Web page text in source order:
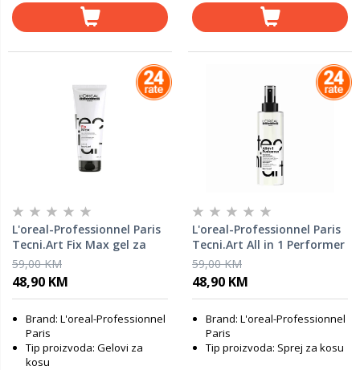
L'oreal-Professionnel Paris
Tecni.Art Fix Max gel za
kosu LP016551, 150 ml
59,00 KM
48,90 KM
Brand: L'oreal-Professionnel
Paris
Tip proizvoda: Gelovi za
kosu
L'oreal-Professionnel Paris
Tecni.Art All in 1 Performer
sprej za kosu LP727777, 190
ml
59,00 KM
48,90 KM
Brand: L'oreal-Professionnel
Paris
Tip proizvoda: Sprej za kosu